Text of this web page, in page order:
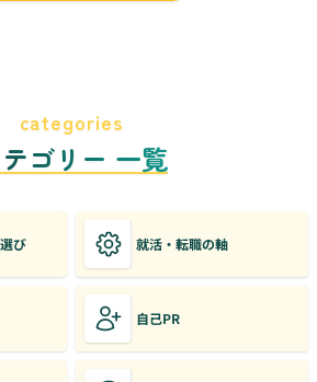
categories
ゴリー 一覧
び 就活・転職の軸
自己PR